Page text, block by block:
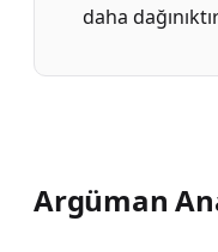
daha
Argüman